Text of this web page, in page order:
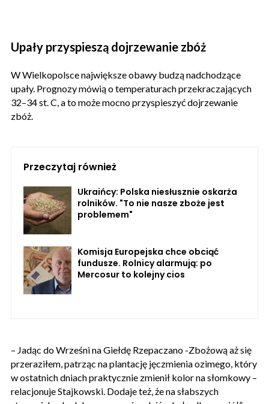
Upały przyspieszą dojrzewanie zbóż
W Wielkopolsce największe obawy budzą nadchodzące
upały. Prognozy mówią o temperaturach przekraczających
32–34 st. C, a to może mocno przyspieszyć dojrzewanie
zbóż.
Przeczytaj również
Ukraińcy: Polska niesłusznie oskarża
rolników. "To nie nasze zboże jest
problemem"
Komisja Europejska chce obciąć
fundusze. Rolnicy alarmują: po
Mercosur to kolejny cios
– Jadąc do Wrześni na Giełdę Rzepaczano -Zbożową aż się
przeraziłem, patrząc na plantację jęczmienia ozimego, który
w ostatnich dniach praktycznie zmienił kolor na słomkowy –
relacjonuje Stajkowski. Dodaje też, że na słabszych